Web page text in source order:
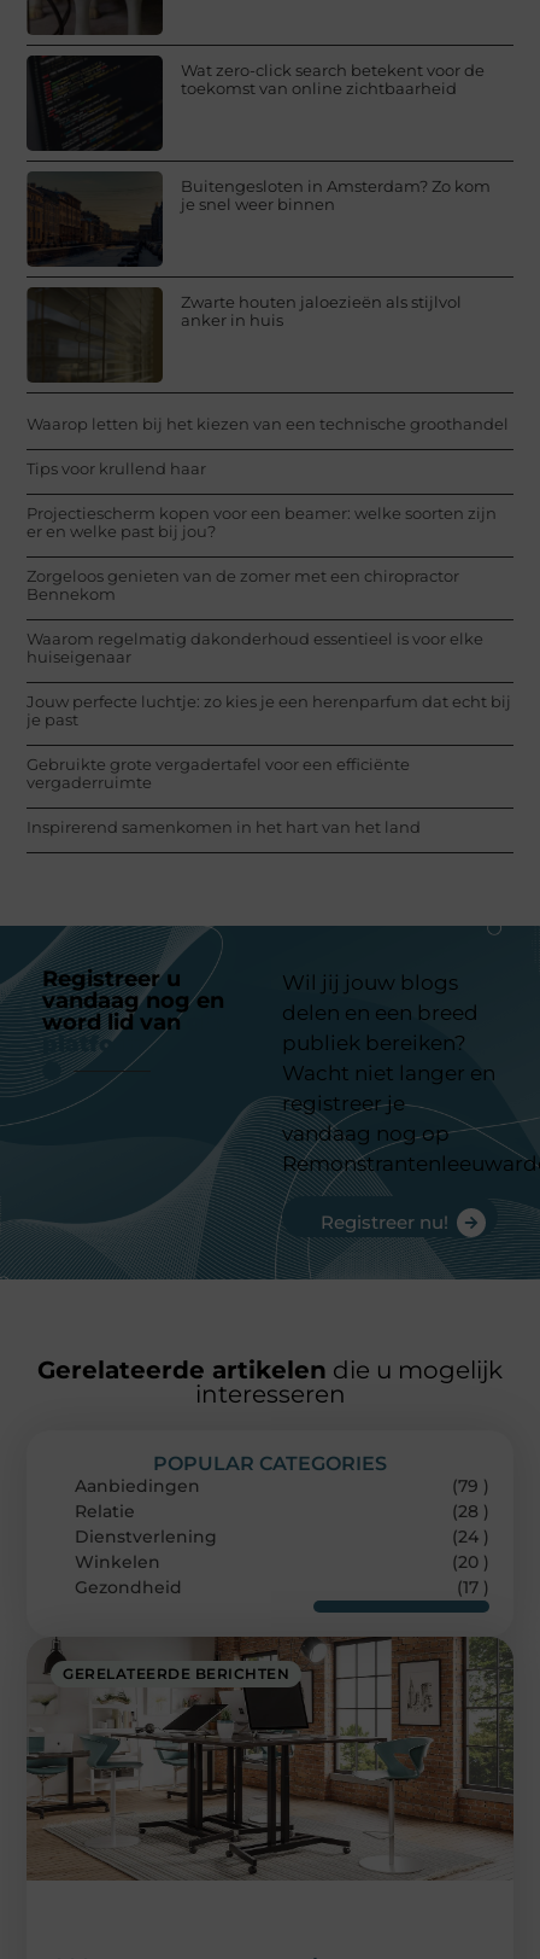
Wat zero-click search betekent voor de
toekomst van online zichtbaarheid
Buitengesloten in Amsterdam? Zo kom
je snel weer binnen
Zwarte houten jaloezieën als stijlvol
anker in huis
Waarop letten bij het kiezen van een technische groothandel
Tips voor krullend haar
Projectiescherm kopen voor een beamer: welke soorten zijn
er en welke past bij jou?
Zorgeloos genieten van de zomer met een chiropractor
Bennekom
Waarom regelmatig dakonderhoud essentieel is voor elke
huiseigenaar
Jouw perfecte luchtje: zo kies je een herenparfum dat echt bij
je past
Gebruikte grote vergadertafel voor een efficiënte
vergaderruimte
Inspirerend samenkomen in het hart van het land
Registreer u
vandaag nog en
word lid van
platform
Wil jij jouw blogs
delen en een breed
publiek bereiken?
Wacht niet langer en
registreer je
vandaag nog op
Registreer nu!
Gerelateerde artikelen die u mogelijk
interesseren
GERELATEERDE BERICHTEN
POPULAR CATEGORIES
Aanbiedingen
(79 )
Relatie
(28 )
Dienstverlening
(24 )
Winkelen
(20 )
Gezondheid
(17 )